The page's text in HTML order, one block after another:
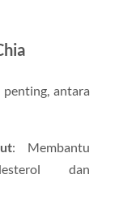
antara
: Membantu
dan